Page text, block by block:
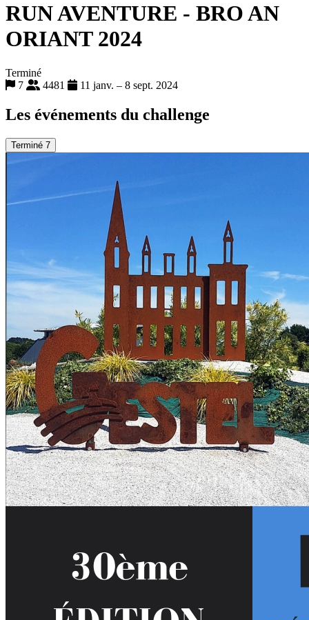
RUN AVENTURE - BRO AN
ORIANT 2024
Terminé
7
4481 11 janv. – 8 sept. 2024
Les événements du challenge
Terminé 7